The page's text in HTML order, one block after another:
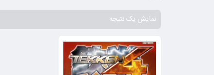
نمایش یک نتیجه